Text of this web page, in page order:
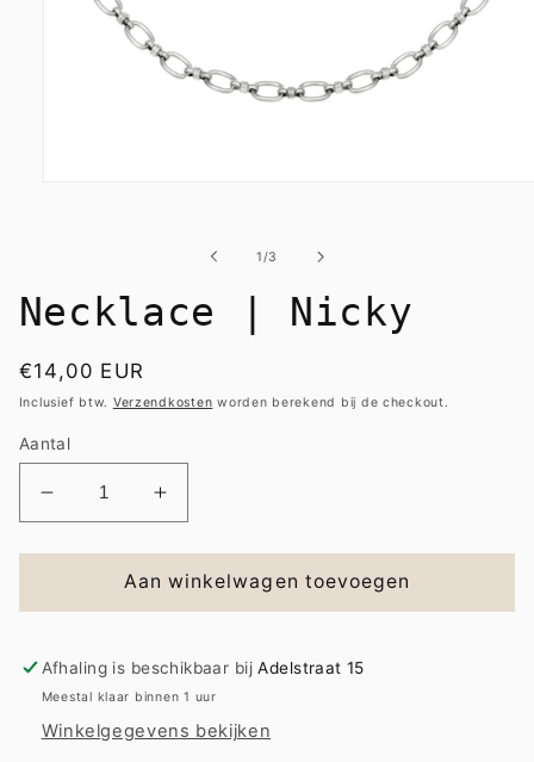
1/van
3
Necklace | Nicky
Normale
prijs
€14,00 EUR
Inclusief btw. Verzendkosten worden berekend bij de checkout.
Aantal
Aantal
verlagen
voor
Necklace
|
Aantal
verhogen
voor
Necklace
|
Aan winkelwagen toevoegen
Afhaling is beschikbaar bijAdelstraat 15
Meestal klaar binnen 1 uur
Winkelgegevens bekijken